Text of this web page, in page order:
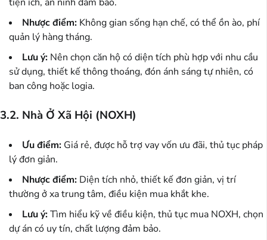
Nhược điểm: Không gian sống hạn chế, có thể ồn ào, phí
quản lý hàng tháng.
Lưu ý: Nên chọn căn hộ có diện tích phù hợp với nhu cầu
sử dụng, thiết kế thông thoáng, đón ánh sáng tự nhiên, có
ban công hoặc logia.
3.2. Nhà Ở Xã Hội (NOXH)
Ưu điểm: Giá rẻ, được hỗ trợ vay vốn ưu đãi, thủ tục pháp
lý đơn giản.
Nhược điểm: Diện tích nhỏ, thiết kế đơn giản, vị trí
thường ở xa trung tâm, điều kiện mua khắt khe.
Lưu ý:Tìm hiểu kỹ về điều kiện, thủ tục mua NOXH, chọn
dự án có uy tín, chất lượng đảm bảo.